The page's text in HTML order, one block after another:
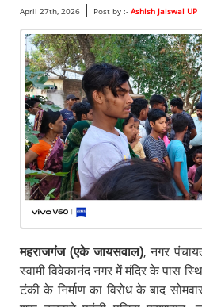
April 27th, 2026| Post by :- Ashish Jaiswal UP
महराजगंज (एके जायसवाल), नगर
स्वामी विवेकानंद नगर में मंदिर के पास
टंकी के निर्माण का विरोध के बाद